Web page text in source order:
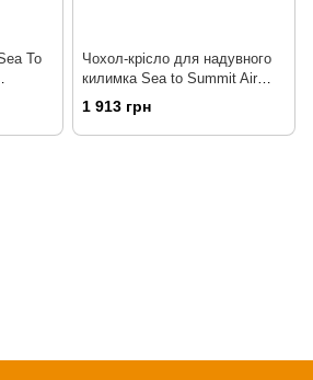
To
Чохол-крісло для надувного
килимка Sea to Summit Air
Chair Regular (STS AMACR)
1 913 грн